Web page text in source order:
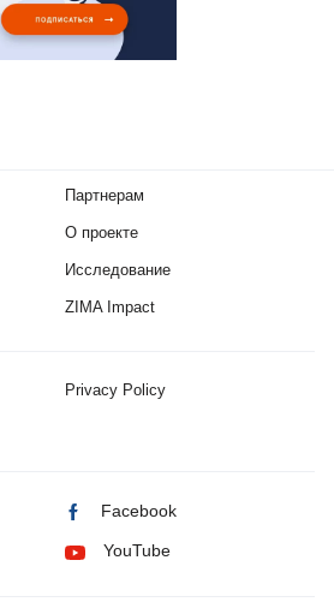
Партнерам
О проекте
Исследование
ZIMA Impact
Privacy Policy
Facebook
YouTube